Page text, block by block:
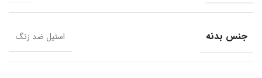
جنس بدنه استیل ضد زنگ